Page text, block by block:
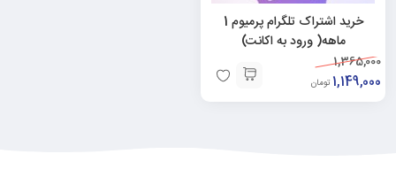
خرید اشتراک تلگرام پرمیوم 1
ماهه( ورود به اکانت)
1,365,000
1,149,000 تومان